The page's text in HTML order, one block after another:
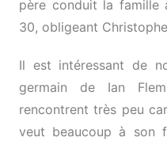
père conduit la famille
30, obligeant
Il est intéressant de
germain de Ian
rencontrent très peu
veut beaucoup à son